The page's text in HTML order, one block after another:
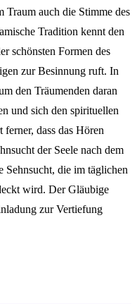
Traum auch die Stimme des
Tradition kennt den
schönsten Formen des
zur Besinnung ruft. In
den Träumenden daran
und sich den spirituellen
dass das Hören
der Seele nach dem
die im täglichen
wird. Der Gläubige
zur Vertiefung